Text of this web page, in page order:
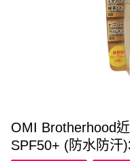
OMI Brotherhood
SPF50+ (防水防汗